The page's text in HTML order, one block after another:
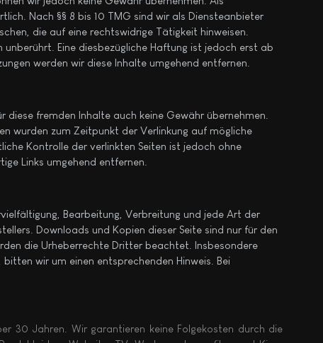
Nach §§ 8 bis 10 TMG sind wir als Diensteanbieter
die auf eine rechtswidrige Tätigkeit hinweisen.
Eine diesbezügliche Haftung ist jedoch erst ab
werden wir diese Inhalte umgehend entfernen.
fremden Inhalte auch keine Gewähr übernehmen.
wurden zum Zeitpunkt der Verlinkung auf mögliche
Kontrolle der verlinkten Seiten ist jedoch ohne
Links umgehend entfernen.
Bearbeitung, Verbreitung und jede Art der
Downloads und Kopien dieser Seite sind nur für den
die Urheberrechte Dritter beachtet. Insbesondere
wir um einen entsprechenden Hinweis. Bei
30 Jahren. Wir garantieren keine Folgekosten durch die